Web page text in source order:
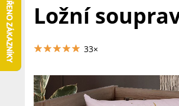
33×
Ložní